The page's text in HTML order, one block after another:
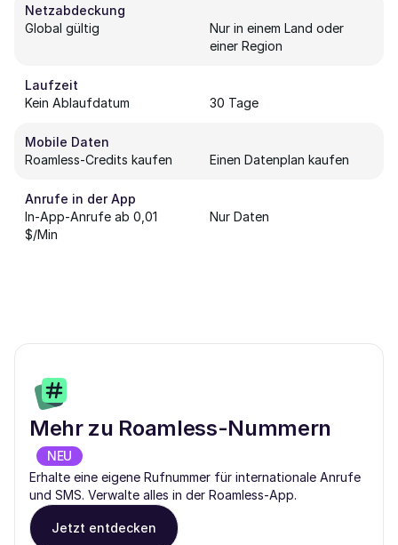
Netzabdeckung
Global gültig
Nur in einem Land oder
einer Region
Laufzeit
Kein Ablaufdatum
30 Tage
Mobile Daten
Roamless-Credits kaufen
Einen Datenplan kaufen
Anrufe in der App
In-App-Anrufe ab 0,01
$/Min
Nur Daten
Mehr zu Roamless-Nummern
NEU
Erhalte eine eigene Rufnummer für internationale Anrufe
und SMS. Verwalte alles in der Roamless-App.
Jetzt entdecken